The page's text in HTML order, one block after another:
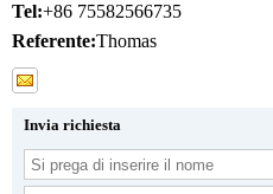
Tel:+86 75582566735
Referente:Thomas
Invia richiesta